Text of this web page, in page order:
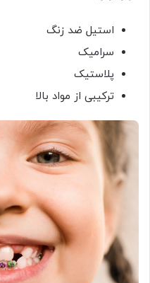
استیل ضد زنگ
سرامیک
پلاستیک
ترکیبی از مواد بالا